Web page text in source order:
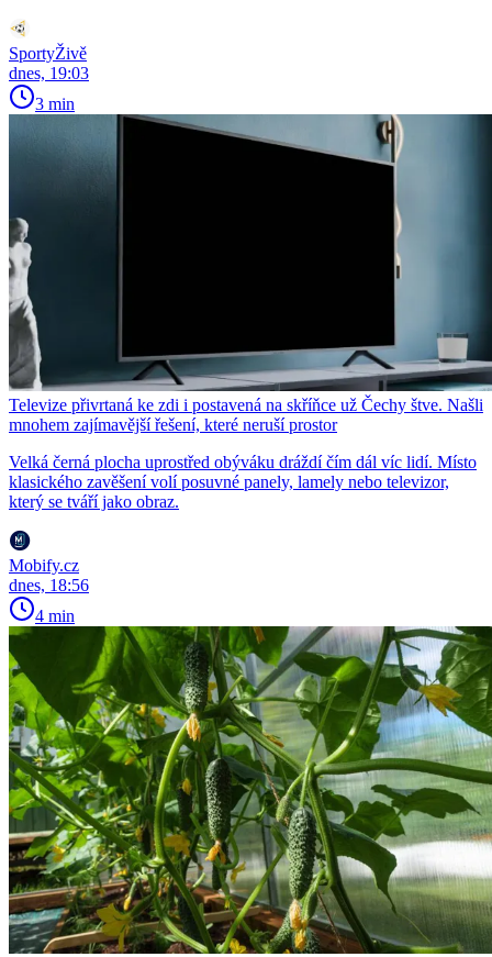
SportyŽivě
dnes, 19:03
3 min
Televize přivrtaná ke zdi i postavená na skříňce už Čechy štve. Našli
mnohem zajímavější řešení, které neruší prostor
Velká černá plocha uprostřed obýváku dráždí čím dál víc lidí. Místo
klasického zavěšení volí posuvné panely, lamely nebo televizor,
který se tváří jako obraz.
Mobify.cz
dnes, 18:56
4 min